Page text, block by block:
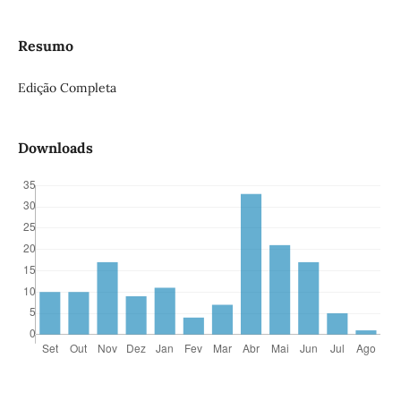
Resumo
Edição Completa
Downloads